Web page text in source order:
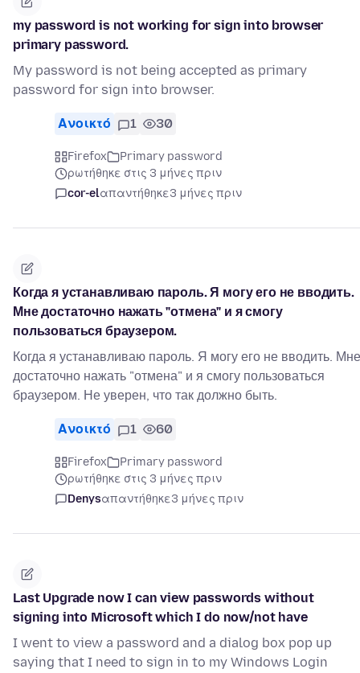
my password is not working for sign into browser
primary password.
My password is not being accepted as primary
password for sign into browser.
Ανοικτό 1 30
Firefox
Primary password
ρωτήθηκε στις 3 μήνες πριν
cor-elαπαντήθηκε3 μήνες πριν
Когда я устанавливаю пароль. Я могу его не вводить.
Мне достаточно нажать "отмена" и я смогу
пользоваться браузером.
Когда я устанавливаю пароль. Я могу его не вводить. Мне
достаточно нажать "отмена" и я смогу пользоваться
браузером. Не уверен, что так должно быть.
Ανοικτό 1 60
Firefox
Primary password
ρωτήθηκε στις 3 μήνες πριν
Denysαπαντήθηκε3 μήνες πριν
Last Upgrade now I can view passwords without
signing into Microsoft which I do now/not have
I went to view a password and a dialog box pop up
saying that I need to sign in to my Windows Login